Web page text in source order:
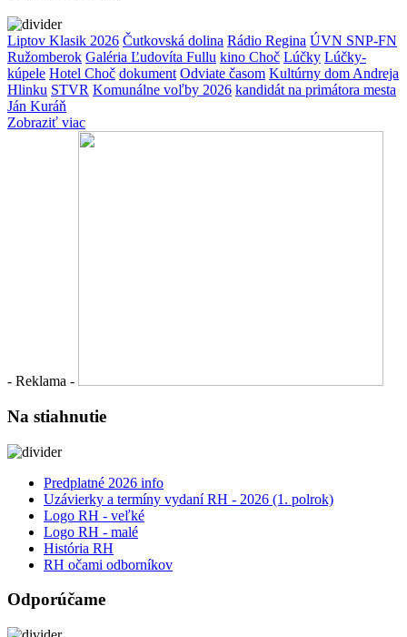
Liptov Klasik 2026 Čutkovská dolina Rádio Regina ÚVN SNP-FN
Ružomberok Galéria Ľudovíta Fullu kino Choč Lúčky Lúčky-
kúpele Hotel Choč dokument Odviate časom Kultúrny dom Andreja
Hlinku STVR Komunálne voľby 2026 kandidát na primátora mesta
Ján Kuráň
Zobraziť viac
- Reklama -
Na stiahnutie
Predplatné 2026 info
Uzávierky a termíny vydaní RH - 2026 (1. polrok)
Logo RH - veľké
Logo RH - malé
História RH
RH očami odborníkov
Odporúčame